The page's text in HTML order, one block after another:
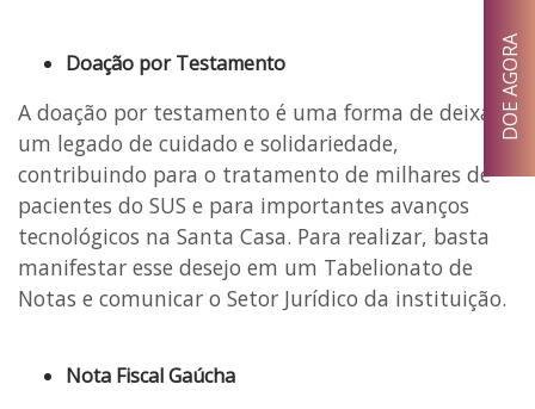
Doação por Testamento
A doação por testamento é uma forma de deixar
um legado de cuidado e solidariedade,
contribuindo para o tratamento de milhares de
pacientes do SUS e para importantes avanços
tecnológicos na Santa Casa. Para realizar, basta
manifestar esse desejo em um Tabelionato de
Notas e comunicar o Setor Jurídico da instituição.
Nota Fiscal Gaúcha
DOE AGORA